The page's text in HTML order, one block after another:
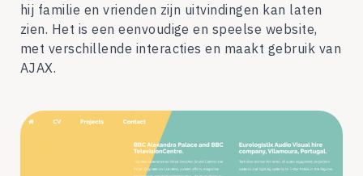
hij familie en vrienden zijn uitvindingen kan laten
zien. Het is een eenvoudige en speelse website,
met verschillende interacties en maakt gebruik van
AJAX.